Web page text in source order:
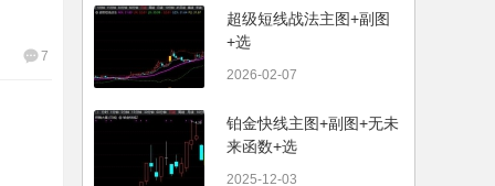
7
超级短线战法主图+副图
+选
2026-02-07
铂金快线主图+副图+无未
来函数+选
2025-12-03